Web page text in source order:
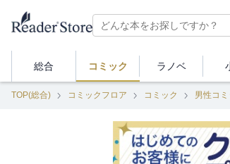
総合 コミック ラノベ
TOP(総合) コミックフロア コミック 男性コミ